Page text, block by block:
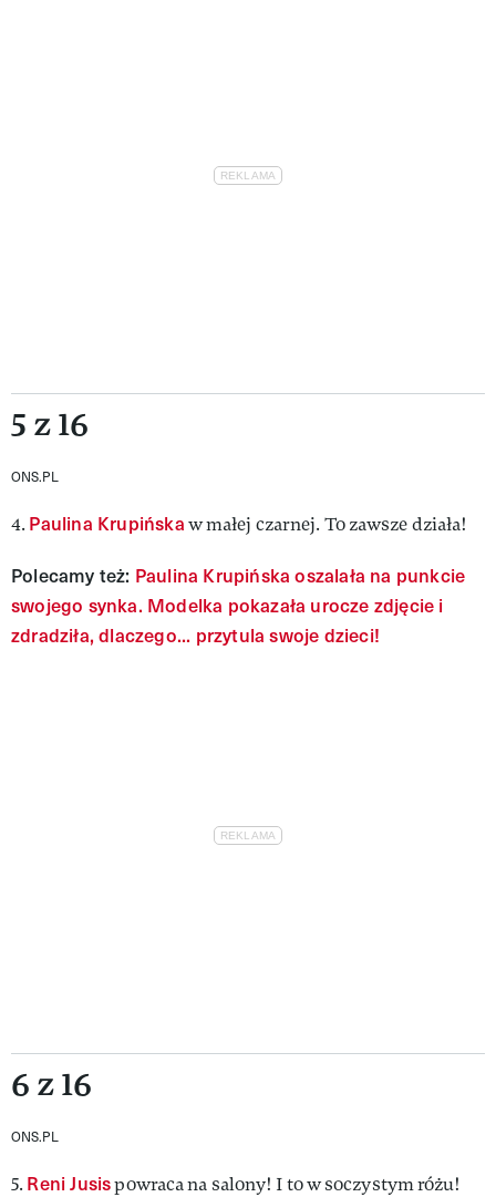
5 z 16
ONS.PL
4. Paulina Krupińskaw małej czarnej. To zawsze działa!
Polecamy też: Paulina Krupińska oszalała na punkcie
swojego synka. Modelka pokazała urocze zdjęcie i
zdradziła, dlaczego... przytula swoje dzieci!
6 z 16
ONS.PL
5. Reni Jusispowraca na salony! I to w soczystym różu!